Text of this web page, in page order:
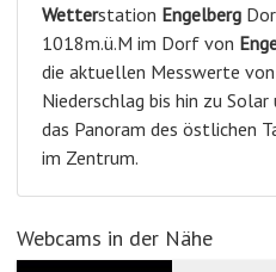
Wetterstation Engelberg
1018m.ü.M im Dorf von
die aktuellen Messwerte von
Niederschlag bis hin zu Solar
das Panoram des östlichen
im Zentrum.
Webcams in der Nähe